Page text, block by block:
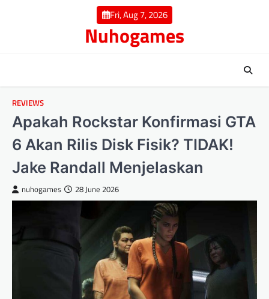
Fri, Aug 7, 2026
Nuhogames
REVIEWS
Apakah Rockstar Konfirmasi GTA
6 Akan Rilis Disk Fisik? TIDAK!
Jake Randall Menjelaskan
nuhogames 28 June 2026